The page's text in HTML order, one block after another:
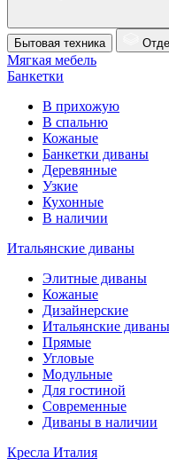
Бытовая техника
Мягкая мебель
Банкетки
В прихожую
В спальню
Кожаные
Банкетки диваны
Деревянные
Узкие
Кухонные
В наличии
Итальянские диваны
Элитные диваны
Кожаные
Дизайнерские
Итальянские диваны
Прямые
Угловые
Модульные
Для гостиной
Современные
Диваны в наличии
Кресла Италия